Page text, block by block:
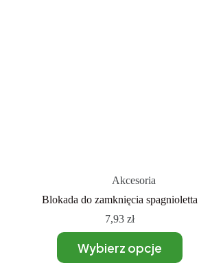
Akcesoria
Blokada do zamknięcia spagnioletta
7,93zł
Wybierz opcje